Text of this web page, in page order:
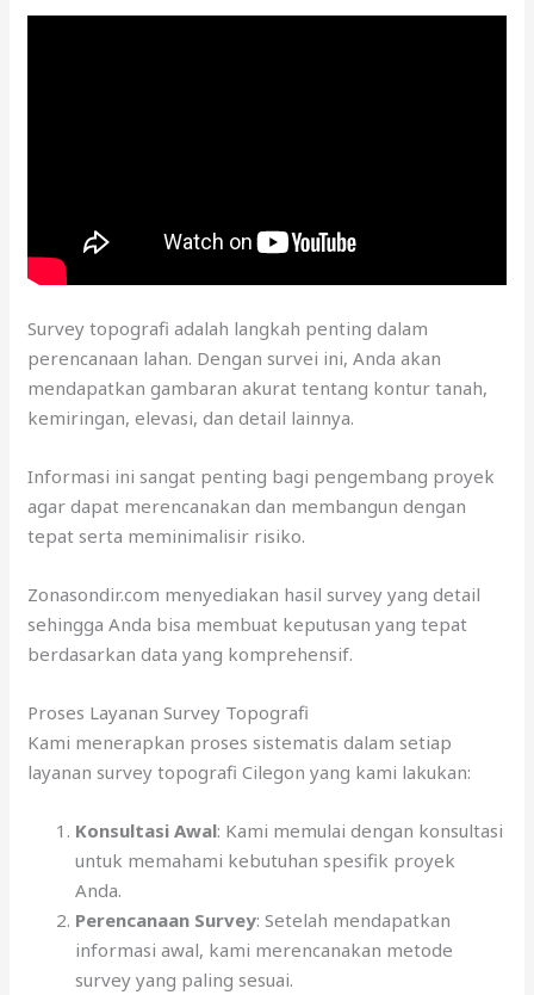
Survey topografi adalah langkah penting dalam
perencanaan lahan. Dengan survei ini, Anda akan
mendapatkan gambaran akurat tentang kontur tanah,
kemiringan, elevasi, dan detail lainnya.
Informasi ini sangat penting bagi pengembang proyek
agar dapat merencanakan dan membangun dengan
tepat serta meminimalisir risiko.
Zonasondir.com menyediakan hasil survey yang detail
sehingga Anda bisa membuat keputusan yang tepat
berdasarkan data yang komprehensif.
Proses Layanan Survey Topografi
Kami menerapkan proses sistematis dalam setiap
layanan survey topografi Cilegon yang kami lakukan:
Konsultasi Awal: Kami memulai dengan konsultasi
untuk memahami kebutuhan spesifik proyek
Anda.
Perencanaan Survey: Setelah mendapatkan
informasi awal, kami merencanakan metode
survey yang paling sesuai.